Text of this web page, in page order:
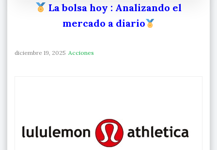
La bolsa hoy : Analizando el
mercado a diario
diciembre 19, 2025 Acciones